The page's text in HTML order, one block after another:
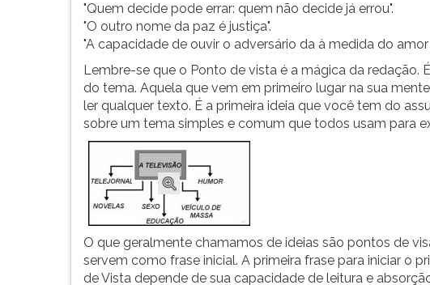
"Quem decide pode errar: quem não decide já errou".
"O outro nome da paz é justiça".
"A capacidade de ouvir o adversário da à medida do amor
Lembre-se que o Ponto de vista é a mágica da redação.
do tema. Aquela que vem em primeiro lugar na sua
ler qualquer texto. É a primeira ideia que você tem do
sobre um tema simples e comum que todos usam para
O que geralmente chamamos de ideias são pontos de
servem como frase inicial. A primeira frase para iniciar o
de Vista depende de sua capacidade de leitura e